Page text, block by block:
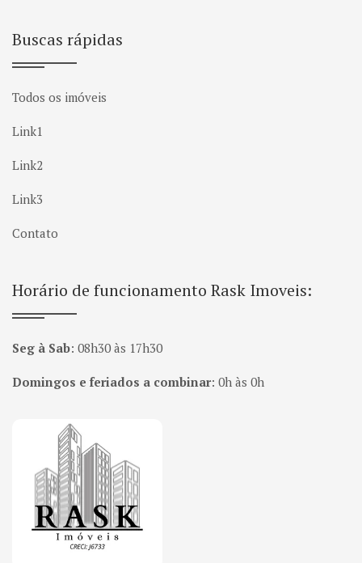
Buscas rápidas
Todos os imóveis
Link1
Link2
Link3
Contato
Horário de funcionamento Rask Imoveis:
Seg à Sab: 08h30 às 17h30
Domingos e feriados a combinar: 0h às 0h
Página inicial